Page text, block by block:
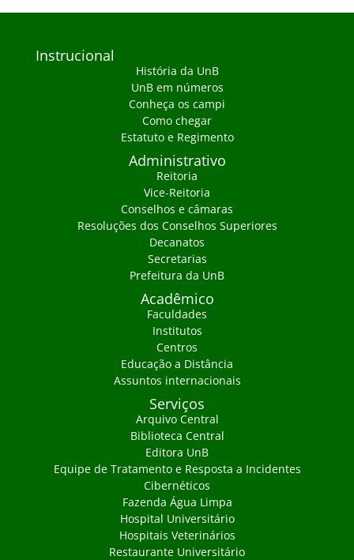
Instrucional
História da UnB
UnB em números
Conheça os campi
Como chegar
Estatuto e Regimento
Administrativo
Reitoria
Vice-Reitoria
Conselhos e câmaras
Resoluções dos Conselhos Superiores
Decanatos
Secretarias
Prefeitura da UnB
Acadêmico
Faculdades
Institutos
Centros
Educação a Distância
Assuntos internacionais
Serviços
Arquivo Central
Biblioteca Central
Editora UnB
Equipe de Tratamento e Resposta a Incidentes
Cibernéticos
Fazenda Água Limpa
Hospital Universitário
Hospitais Veterinários
Restaurante Universitário